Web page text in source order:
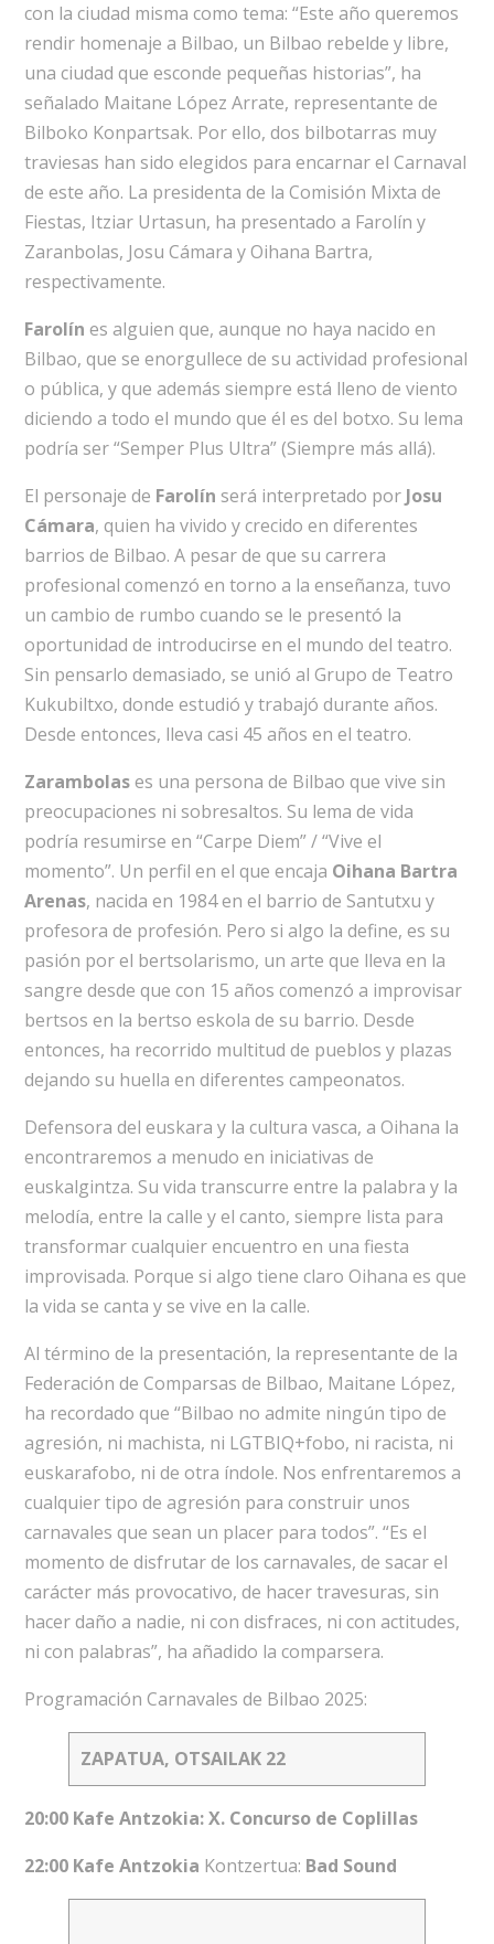
con la ciudad misma como tema: “Este año queremos
rendir homenaje a Bilbao, un Bilbao rebelde y libre,
una ciudad que esconde pequeñas historias”, ha
señalado Maitane López Arrate, representante de
Bilboko Konpartsak. Por ello, dos bilbotarras muy
traviesas han sido elegidos para encarnar el Carnaval
de este año. La presidenta de la Comisión Mixta de
Fiestas, Itziar Urtasun, ha presentado a Farolín y
Zaranbolas, Josu Cámara y Oihana Bartra,
respectivamente.
Farolín es alguien que, aunque no haya nacido en
Bilbao, que se enorgullece de su actividad profesional
o pública, y que además siempre está lleno de viento
diciendo a todo el mundo que él es del botxo. Su lema
podría ser “Semper Plus Ultra” (Siempre más allá).
El personaje de Farolín será interpretado por Josu
Cámara, quien ha vivido y crecido en diferentes
barrios de Bilbao. A pesar de que su carrera
profesional comenzó en torno a la enseñanza, tuvo
un cambio de rumbo cuando se le presentó la
oportunidad de introducirse en el mundo del teatro.
Sin pensarlo demasiado, se unió al Grupo de Teatro
Kukubiltxo, donde estudió y trabajó durante años.
Desde entonces, lleva casi 45 años en el teatro.
Zarambolases una persona de Bilbao que vive sin
preocupaciones ni sobresaltos. Su lema de vida
podría resumirse en “Carpe Diem” / “Vive el
momento”. Un perfil en el que encaja Oihana Bartra
Arenas, nacida en 1984 en el barrio de Santutxu y
profesora de profesión. Pero si algo la define, es su
pasión por el bertsolarismo, un arte que lleva en la
sangre desde que con 15 años comenzó a improvisar
bertsos en la bertso eskola de su barrio. Desde
entonces, ha recorrido multitud de pueblos y plazas
dejando su huella en diferentes campeonatos.
Defensora del euskara y la cultura vasca, a Oihana la
encontraremos a menudo en iniciativas de
euskalgintza. Su vida transcurre entre la palabra y la
melodía, entre la calle y el canto, siempre lista para
transformar cualquier encuentro en una fiesta
improvisada. Porque si algo tiene claro Oihana es que
la vida se canta y se vive en la calle.
Al término de la presentación, la representante de la
Federación de Comparsas de Bilbao, Maitane López,
ha recordado que “Bilbao no admite ningún tipo de
agresión, ni machista, ni LGTBIQ+fobo, ni racista, ni
euskarafobo, ni de otra índole. Nos enfrentaremos a
cualquier tipo de agresión para construir unos
carnavales que sean un placer para todos”. “Es el
momento de disfrutar de los carnavales, de sacar el
carácter más provocativo, de hacer travesuras, sin
hacer daño a nadie, ni con disfraces, ni con actitudes,
ni con palabras”, ha añadido la comparsera.
Programación Carnavales de Bilbao 2025:
ZAPATUA, OTSAILAK 22
20:00 Kafe Antzokia: X. Concurso de Coplillas
22:00 Kafe Antzokia Kontzertua: Bad Sound